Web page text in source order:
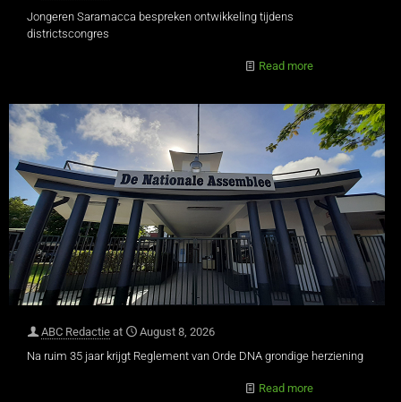
Jongeren Saramacca bespreken ontwikkeling tijdens
districtscongres
Read more
ABC Redactie at
August 8, 2026
Na ruim 35 jaar krijgt Reglement van Orde DNA grondige herziening
Read more